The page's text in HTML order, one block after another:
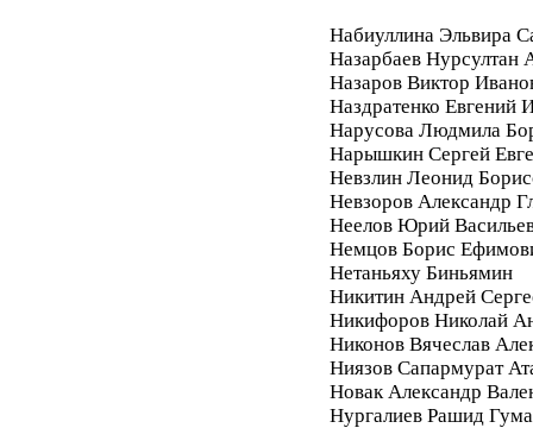
Набиуллина Эльвира
Назарбаев Нурсултан
Назаров Виктор
Наздратенко Евгений
Нарусова Людмила
Нарышкин Сергей
Невзлин Леонид
Невзоров Александр
Неелов Юрий
Немцов Борис
Нетаньяху Биньямин
Никитин Андрей
Никифоров Николай
Никонов Вячеслав
Ниязов Сапармурат
Новак Александр
Нургалиев Рашид